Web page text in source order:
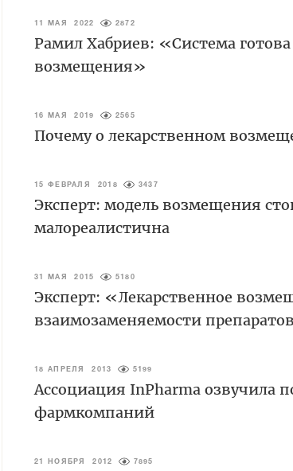
11 МАЯ 2022 2872
Рамил Хабриев: «Система
возмещения»
16 МАЯ 2019 2565
Почему о лекарственном
15 ФЕВРАЛЯ 2018 3437
Эксперт: модель возмещения
малореалистична
31 МАЯ 2015 5180
Эксперт: «Лекарственное
взаимозаменяемости
18 АПРЕЛЯ 2013 5199
Ассоциация InPharma
фармкомпаний
21 НОЯБРЯ 2012 7895